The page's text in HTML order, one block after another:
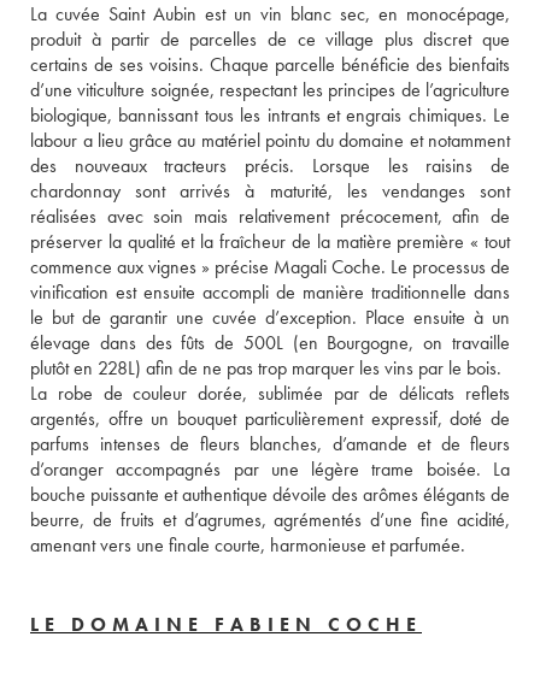
La cuvée Saint Aubin est un vin blanc sec, en monocépage,
produit à partir de parcelles de ce village plus discret que
certains de ses voisins. Chaque parcelle bénéficie des bienfaits
d’une viticulture soignée, respectant les principes de l’agriculture
biologique, bannissant tous les intrants et engrais chimiques. Le
labour a lieu grâce au matériel pointu du domaine et notamment
des nouveaux tracteurs précis. Lorsque les raisins de
chardonnay sont arrivés à maturité, les vendanges sont
réalisées avec soin mais relativement précocement, afin de
préserver la qualité et la fraîcheur de la matière première « tout
commence aux vignes » précise Magali Coche. Le processus de
vinification est ensuite accompli de manière traditionnelle dans
le but de garantir une cuvée d’exception. Place ensuite à un
élevage dans des fûts de 500L (en Bourgogne, on travaille
plutôt en 228L) afin de ne pas trop marquer les vins par le bois.
La robe de couleur dorée, sublimée par de délicats reflets
argentés, offre un bouquet particulièrement expressif, doté de
parfums intenses de fleurs blanches, d’amande et de fleurs
d’oranger accompagnés par une légère trame boisée. La
bouche puissante et authentique dévoile des arômes élégants de
beurre, de fruits et d’agrumes, agrémentés d’une fine acidité,
amenant vers une finale courte, harmonieuse et parfumée.
LE DOMAINE FABIEN COCHE